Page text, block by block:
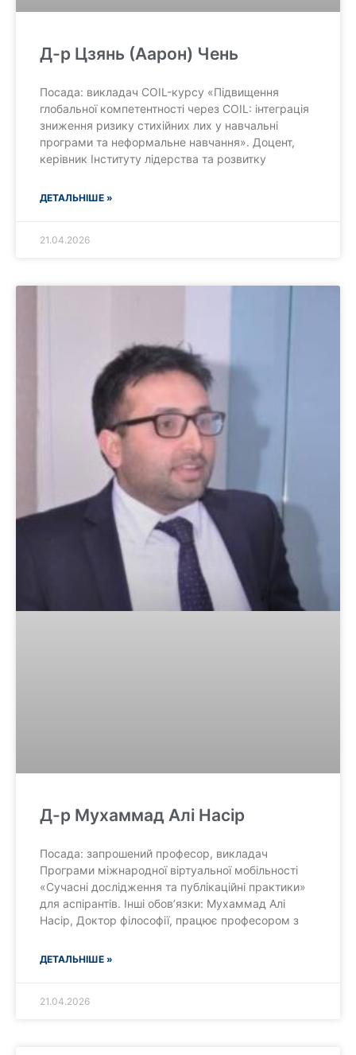
Д-р Цзянь (Аарон) Чень
Посада: викладач COIL-курсу «Підвищення
глобальної компетентності через COIL: інтеграція
зниження ризику стихійних лих у навчальні
програми та неформальне навчання». Доцент,
керівник Інституту лідерства та розвитку
ДЕТАЛЬНІШЕ »
21.04.2026
Д-р Мухаммад Алі Насір
Посада: запрошений професор, викладач
Програми міжнародної віртуальної мобільності
«Сучасні дослідження та публікаційні практики»
для аспірантів. Інші обовʼязки: Мухаммад Алі
Насір, Доктор філософії, працює професором з
ДЕТАЛЬНІШЕ »
21.04.2026